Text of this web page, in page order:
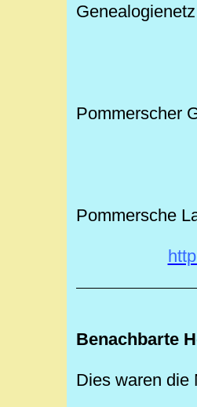
Genealogienetz
Pommerscher
Pommersche
Benachbarte
Dies waren die